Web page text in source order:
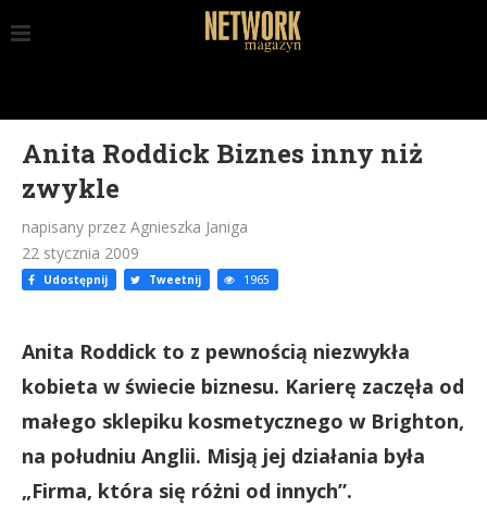
Anita Roddick Biznes inny niż
zwykle
napisany przez Agnieszka Janiga
22 stycznia 2009
Udostępnij Tweetnij 1965
Anita Roddick to z pewnością niezwykła
kobieta w świecie biznesu. Karierę zaczęła od
małego sklepiku kosmetycznego w Brighton,
na południu Anglii. Misją jej działania była
„Firma, która się różni od innych”.